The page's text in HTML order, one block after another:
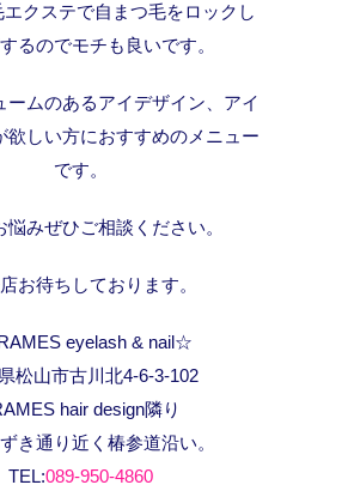
クステで自まつ毛をロックし
るのでモチも良いです。
ームのあるアイデザイン、アイ
欲しい方におすすめのメニュー
です。
悩みぜひご相談ください。
お待ちしております。
eyelash & nail☆
松山市古川北4-6-3-102
hair design隣り
き通り近く椿参道沿い。
TEL:089-950-4860